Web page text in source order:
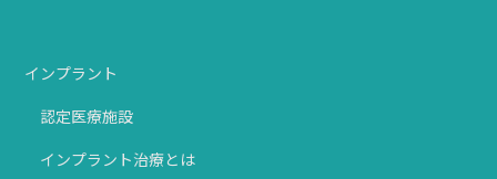
インプラント
認定医療施設
インプラント治療とは